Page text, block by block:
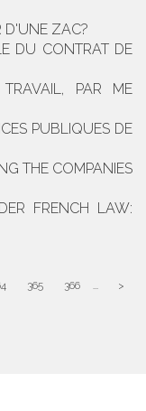
D'UNE ZAC?
DU CONTRAT DE
PAR ME
PUBLIQUES DE
THE COMPANIES
FRENCH LAW:
365 366 ... >